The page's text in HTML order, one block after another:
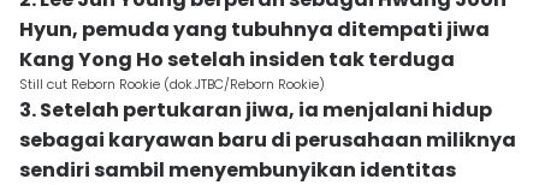
Hyun, pemuda yang tubuhnya ditempati jiwa
Kang Yong Ho setelah insiden tak terduga
Still cut Reborn Rookie (dok.JTBC/Reborn Rookie)
3. Setelah pertukaran jiwa, ia menjalani hidup
sebagai karyawan baru di perusahaan miliknya
sendiri sambil menyembunyikan identitas